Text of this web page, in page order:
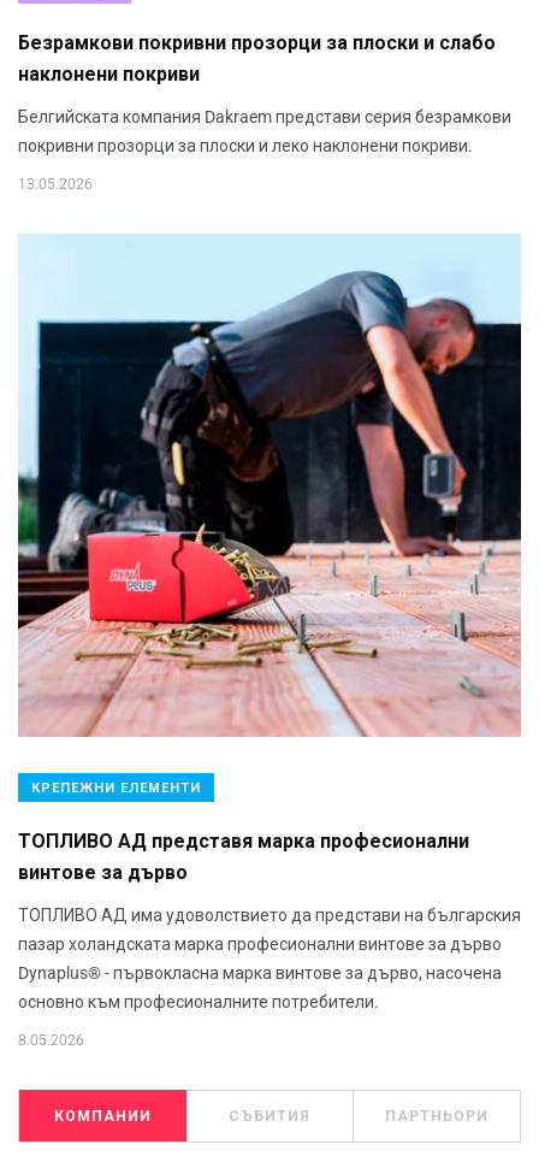
Безрамкови покривни прозорци за плоски и слабо
наклонени покриви
Белгийската компания Dakraem представи серия безрамкови
покривни прозорци за плоски и леко наклонени покриви.
13.05.2026
КРЕПЕЖНИ ЕЛЕМЕНТИ
ТОПЛИВО АД представя марка професионални
винтове за дърво
ТОПЛИВО АД има удоволствието да представи на българския
пазар холандската марка професионални винтове за дърво
Dynaplus® - първокласна марка винтове за дърво, насочена
основно към професионалните потребители.
8.05.2026
КОМПАНИИ СЪБИТИЯ ПАРТНЬОРИ